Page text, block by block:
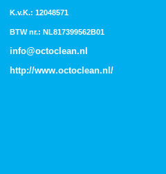
K.v.K.: 12048571
BTW nr.: NL817399562B01
info@octoclean.nl
http://www.octoclean.nl /